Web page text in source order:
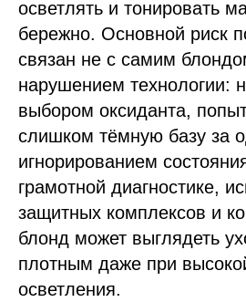
осветлять и тонировать
бережно. Основной риск
связан не с самим
нарушением технологии:
выбором оксиданта,
слишком тёмную базу за
игнорированием
грамотной диагностике,
защитных комплексов и
блонд может выглядеть
плотным даже при
осветления.